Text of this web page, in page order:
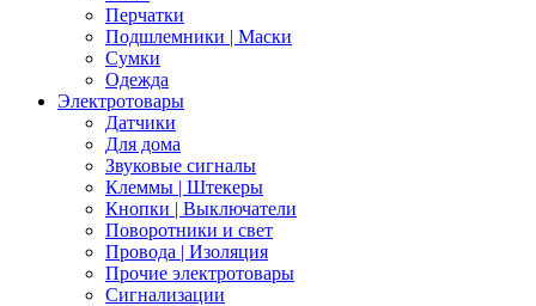
Перчатки
Подшлемники | Маски
Сумки
Одежда
Электротовары
Датчики
Для дома
Звуковые сигналы
Клеммы | Штекеры
Кнопки | Выключатели
Поворотники и свет
Провода | Изоляция
Прочие электротовары
Сигнализации